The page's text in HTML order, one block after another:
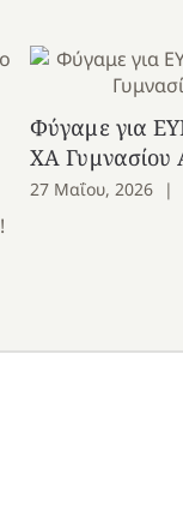
Φύγαμε για
ΧΑ Γυμνασίου
27 Μαΐου, 2026 |
!